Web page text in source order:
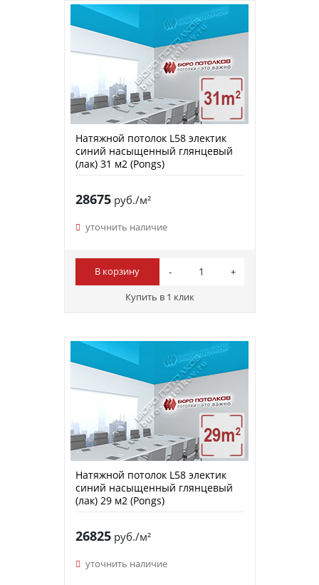
Натяжной потолок L58 электик
синий насыщенный глянцевый
(лак) 31 м2 (Pongs)
28675руб./м²
уточнить наличие
В корзину
Купить в 1 клик
Натяжной потолок L58 электик
синий насыщенный глянцевый
(лак) 29 м2 (Pongs)
26825руб./м²
уточнить наличие